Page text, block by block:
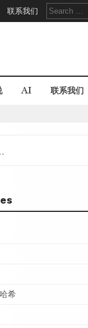
联系我们
Search
for:
AI 联系我们
希